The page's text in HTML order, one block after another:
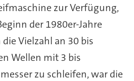
zur Verfügung,
der 1980er-Jahre
Vielzahl an 30 bis
Wellen mit 3 bis
zu schleifen, war die